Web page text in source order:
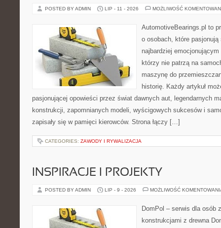
POSTED BY ADMIN LIP - 11 - 2026 MOŻLIWOŚĆ
AutomotiveBearings.pl to
o osobach, które
najbardziej
którzy nie patrzą na
maszynę do
historię. Każdy artykuł
pasjonującej opowieści przez świat dawnych aut, legendarnych
konstrukcji, zapomnianych modeli, wyścigowych sukcesów i
zapisały się w pamięci kierowców. Strona łączy […]
CATEGORIES: ZAWODY I RYWALIZACJA
INSPIRACJE I PROJEKTY
POSTED BY ADMIN LIP - 9 - 2026 MOŻLIWOŚĆ
DomPol – serwis dla osób
konstrukcjami z drewna